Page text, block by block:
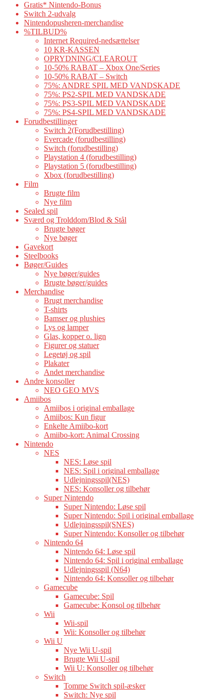
Gratis* Nintendo-Bonus
Switch 2-udvalg
Nintendopusheren-merchandise
%TILBUD%
Internet Required-nedsættelser
10 KR-KASSEN
OPRYDNING/CLEAROUT
10-50% RABAT – Xbox One/Series
10-50% RABAT – Switch
75%: ANDRE SPIL MED VANDSKADE
75%: PS2-SPIL MED VANDSKADE
75%: PS3-SPIL MED VANDSKADE
75%: PS4-SPIL MED VANDSKADE
Forudbestillinger
Switch 2(Forudbestilling)
Evercade (forudbestilling)
Switch (forudbestilling)
Playstation 4 (forudbestilling)
Playstation 5 (forudbestilling)
Xbox (forudbestilling)
Film
Brugte film
Nye film
Sealed spil
Sværd og Trolddom/Blod & Stål
Brugte bøger
Nye bøger
Gavekort
Steelbooks
Bøger/Guides
Nye bøger/guides
Brugte bøger/guides
Merchandise
Brugt merchandise
T-shirts
Bamser og plushies
Lys og lamper
Glas, kopper o. lign
Figurer og statuer
Legetøj og spil
Plakater
Andet merchandise
Andre konsoller
NEO GEO MVS
Amiibos
Amiibos i original emballage
Amiibos: Kun figur
Enkelte Amiibo-kort
Amiibo-kort: Animal Crossing
Nintendo
NES
NES: Løse spil
NES: Spil i original emballage
Udlejningsspil(NES)
NES: Konsoller og tilbehør
Super Nintendo
Super Nintendo: Løse spil
Super Nintendo: Spil i original emballage
Udlejningsspil(SNES)
Super Nintendo: Konsoller og tilbehør
Nintendo 64
Nintendo 64: Løse spil
Nintendo 64: Spil i original emballage
Udlejningsspil (N64)
Nintendo 64: Konsoller og tilbehør
Gamecube
Gamecube: Spil
Gamecube: Konsol og tilbehør
Wii
Wii-spil
Wii: Konsoller og tilbehør
Wii U
Nye Wii U-spil
Brugte Wii U-spil
Wii U: Konsoller og tilbehør
Switch
Tomme Switch spil-æsker
Switch: Nye spil